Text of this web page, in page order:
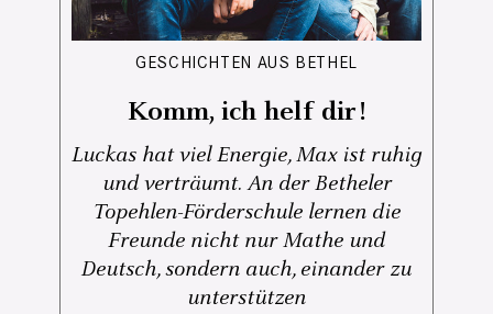
GESCHICHTEN AUS BETHEL
Komm, ich helf dir!
Luckas hat viel Energie, Max ist ruhig
und verträumt. An der Betheler
Topehlen-Förderschule lernen die
Freunde nicht nur Mathe und
Deutsch, sondern auch, einander zu
unterstützen